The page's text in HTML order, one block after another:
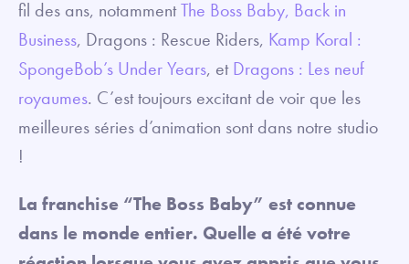
fil des ans, notammentThe Boss Baby, Back in
Business, Dragons : Rescue Riders, Kamp Koral :
SpongeBob’s Under Years, etDragons : Les neuf
royaumes. C’est toujours excitant de voir que les
meilleures séries d’animation sont dans notre studio
!
La franchise “The Boss Baby” est connue
dans le monde entier. Quelle a été votre